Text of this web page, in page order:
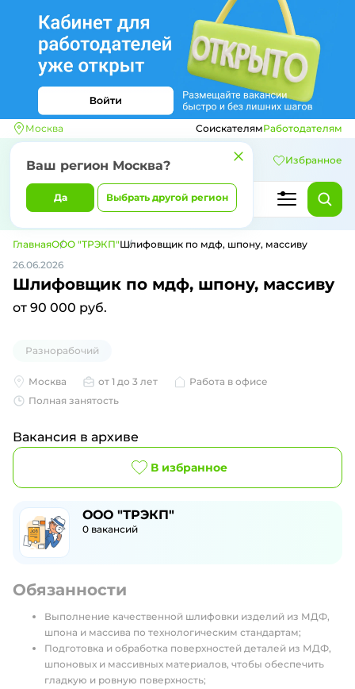
Москва
Ваш регион Москва?
Да Выбрать другой регион
СоискателямРаботодателям
Избранное
ГлавнаяООО "ТРЭКП"Шлифовщик по мдф, шпону, массиву
26.06.2026
Шлифовщик по мдф, шпону, массиву
от 90 000 руб.
Разнорабочий
Москва от 1 до 3 лет
Работа в офисе
Полная занятость
Вакансия в архиве
В избранное
ООО "ТРЭКП"
0 вакансий
Обязанности
Выполнение качественной шлифовки изделий из МДФ,
шпона и массива по технологическим стандартам;
Подготовка и обработка поверхностей деталей из МДФ,
шпоновых и массивных материалов, чтобы обеспечить
гладкую и ровную поверхность;